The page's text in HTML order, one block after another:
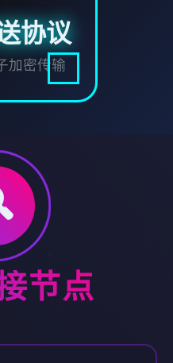
协议
加密传输
节点